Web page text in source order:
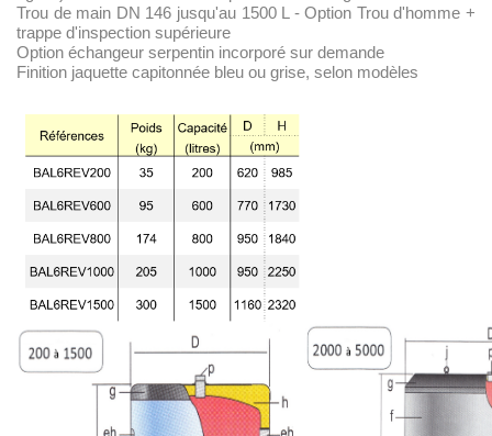
Trou de main DN 146 jusqu'au 1500 L - Option Trou d'homme +
trappe d'inspection supérieure
Option échangeur serpentin incorporé sur demande
Finition jaquette capitonnée bleu ou grise, selon modèles